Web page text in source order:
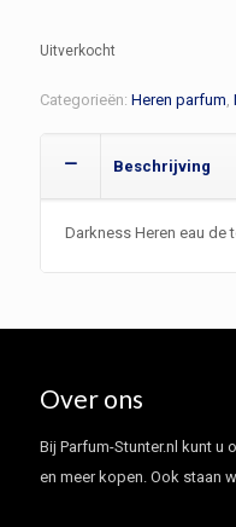
Uitverkocht
Categorieën: Heren parfum,
Beschrijving
Darkness Heren eau de
Over ons
Bij Parfum-Stunter.nl kunt u
en meer kopen. Ook staan